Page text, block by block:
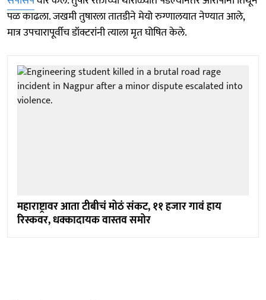
पळ काढला. जखमी तुषारला तातडीने मेयो रुग्णालयात नेण्यात आले,
मात्र उपचारापूर्वीच डॉक्टरांनी त्याला मृत घोषित केले.
महाराष्ट्रावर आता टीबीचं मोठं संकट, ११ हजार गावं हाय
रिस्कवर, धक्कादायक वास्तव समोर